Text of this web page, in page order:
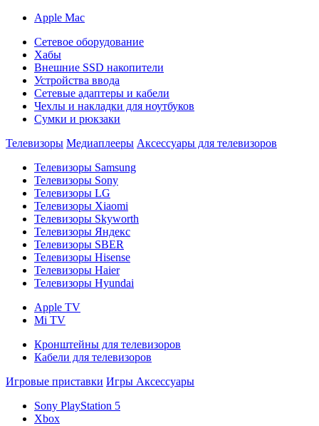
Apple Mac
Сетевое оборудование
Хабы
Внешние SSD накопители
Устройства ввода
Сетевые адаптеры и кабели
Чехлы и накладки для ноутбуков
Сумки и рюкзаки
Телевизоры Медиаплееры Аксессуары для телевизоров
Телевизоры Samsung
Телевизоры Sony
Телевизоры LG
Телевизоры Xiaomi
Телевизоры Skyworth
Телевизоры Яндекс
Телевизоры SBER
Телевизоры Hisense
Телевизоры Haier
Телевизоры Hyundai
Apple TV
Mi TV
Кронштейны для телевизоров
Кабели для телевизоров
Игровые приставки Игры Аксессуары
Sony PlayStation 5
Xbox